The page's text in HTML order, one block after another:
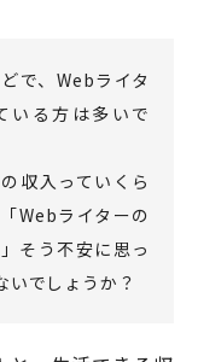
で、Webライタ
いる方は多いで
収入っていくら
Webライターの
そう不安に思っ
いでしょうか？